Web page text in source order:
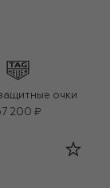
очки
200 ₽